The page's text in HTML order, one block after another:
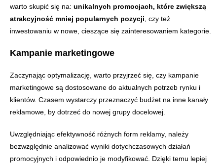
warto skupić się na: unikalnych promocjach, które zwiększą
atrakcyjność mniej popularnych pozycji , czy też
inwestowaniu w nowe, cieszące się zainteresowaniem kategorie.
Kampanie marketingowe
Zaczynając optymalizację, warto przyjrzeć się, czy kampanie
marketingowe są dostosowane do aktualnych potrzeb rynku i
klientów. Czasem wystarczy przeznaczyć budżet na inne kanały
reklamowe, by dotrzeć do nowej grupy docelowej.
Uwzględniając efektywność różnych form reklamy, należy
bezwzględnie analizować wyniki dotychczasowych działań
promocyjnych i odpowiednio je modyfikować. Dzięki temu lepiej